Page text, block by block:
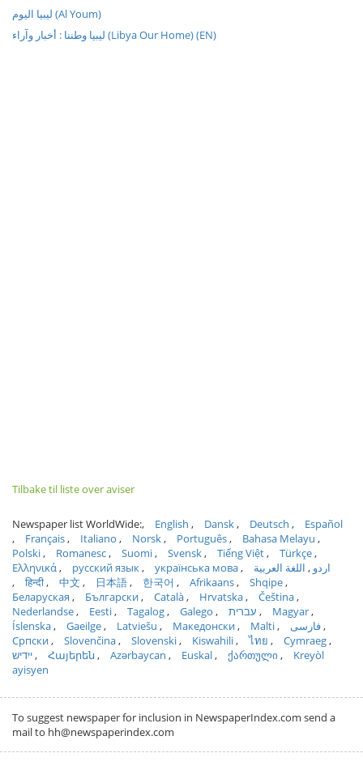
ليبيا اليوم (Al Youm)
ليبيا وطننا : أخبار وآراء (Libya Our Home) (EN)
Tilbake til liste over aviser
Newspaper list WorldWide: English Dansk Deutsch
Español
Français
Italiano Norsk Português
Bahasa Melayu
Polski
Romanesc Suomi Svensk Tiếng Việt
Türkçe
Ελληνικά
русский язык українська мова اردو
اللغة العربية
हिन्दी
中文 日本語 한국어 Afrikaans
Shqipe
Беларуская
Български Català Hrvatska
Čeština
Nederlandse
Eesti Tagalog Galego עברית
Magyar
Íslenska
Gaeilge Latviešu Македонски Malti
فارسی
Српски
Slovenčina Slovenski Kiswahili ไทย
Cymraeg
ייִדיש
Հայերեն Azərbaycan Euskal ქართული
Kreyòl
ayisyen
To suggest newspaper for inclusion in NewspaperIndex.com send a
mail to hh@newspaperindex.com